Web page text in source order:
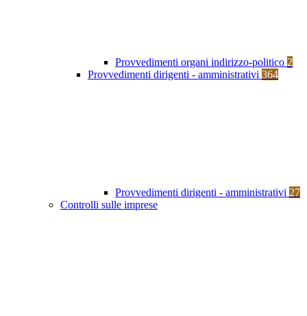
Provvedimenti organi indirizzo-politico 2
Provvedimenti dirigenti - amministrativi 364
Provvedimenti dirigenti - amministrativi 27
Controlli sulle imprese